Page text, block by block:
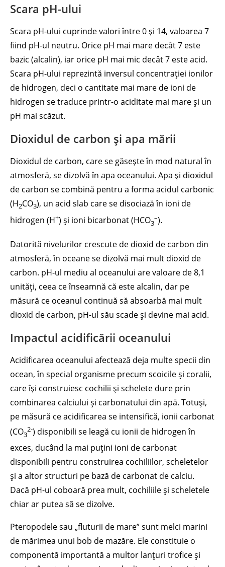
Scara pH-ului
Scara pH-ului cuprinde valori între 0 și 14, valoarea 7
fiind pH-ul neutru. Orice pH mai mare decât 7 este
bazic (alcalin), iar orice pH mai mic decât 7 este acid.
Scara pH-ului reprezintă inversul concentrației ionilor
de hidrogen, deci o cantitate mai mare de ioni de
hidrogen se traduce printr-o aciditate mai mare și un
pH mai scăzut.
Dioxidul de carbon și apa mării
Dioxidul de carbon, care se găsește în mod natural în
atmosferă, se dizolvă în apa oceanului. Apa și dioxidul
de carbon se combină pentru a forma acidul carbonic
(H2CO3), un acid slab care se disociază în ioni de
hidrogen (H+) și ioni bicarbonat (HCO3
–).
Datorită nivelurilor crescute de dioxid de carbon din
atmosferă, în oceane se dizolvă mai mult dioxid de
carbon. pH-ul mediu al oceanului are valoare de 8,1
unități, ceea ce înseamnă că este alcalin, dar pe
măsură ce oceanul continuă să absoarbă mai mult
dioxid de carbon, pH-ul său scade și devine mai acid.
Impactul acidificării oceanului
Acidificarea oceanului afectează deja multe specii din
ocean, în special organisme precum scoicile și coralii,
care își construiesc cochilii și schelete dure prin
combinarea calciului și carbonatului din apă. Totuși,
pe măsură ce acidificarea se intensifică, ionii carbonat
(CO3
2-) disponibili se leagă cu ionii de hidrogen în
exces, ducând la mai puțini ioni de carbonat
disponibili pentru construirea cochiliilor, scheletelor
și a altor structuri pe bază de carbonat de calciu.
Dacă pH-ul coboară prea mult, cochiliile și scheletele
chiar ar putea să se dizolve.
Pteropodele sau „fluturii de mare” sunt melci marini
de mărimea unui bob de mazăre. Ele constituie o
componentă importantă a multor lanțuri trofice și